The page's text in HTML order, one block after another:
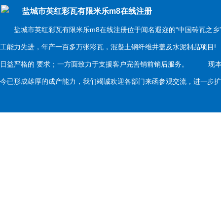
盐城市英红彩瓦有限米乐m8在线注册
盐城市英红彩瓦有限米乐m8在线注册位于闻名遐迩的“中国砖瓦之乡
工能力先进，年产一百多万张彩瓦，混凝土钢纤维井盖及水泥制品项
日益严格的 要求；一方面致力于支援客户完善销前销后服务。 现本
今已形成雄厚的成产能力，我们竭诚欢迎各部门来函参观交流，进一